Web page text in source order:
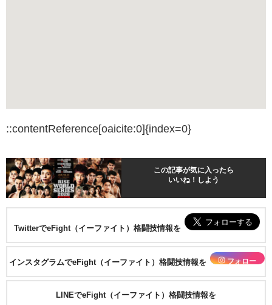
::contentReference[oaicite:0]{index=0}
この記事が気に入ったら
いいね！しよう
TwitterでeFight（イーファイト）格闘技情報を
インスタグラムでeFight（イーファイト）格闘技情報を フォロー
LINEでeFight（イーファイト）格闘技情報を